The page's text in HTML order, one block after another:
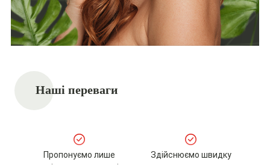
Наші переваги
Пропонуємо лише
Здійснюємо швидку